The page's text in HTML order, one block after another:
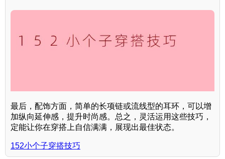
最后，配饰方面，简单的长项链或流线型的耳环，可以增
加纵向延伸感，提升时尚感。总之，灵活运用这些技巧，
定能让你在穿搭上自信满满，展现出最佳状态。
152小个子穿搭技巧